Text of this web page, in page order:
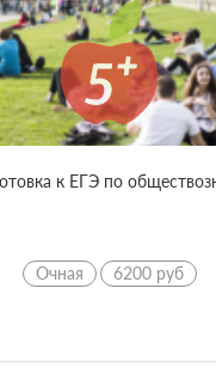
к ЕГЭ по обществознанию
Очная 6200 руб